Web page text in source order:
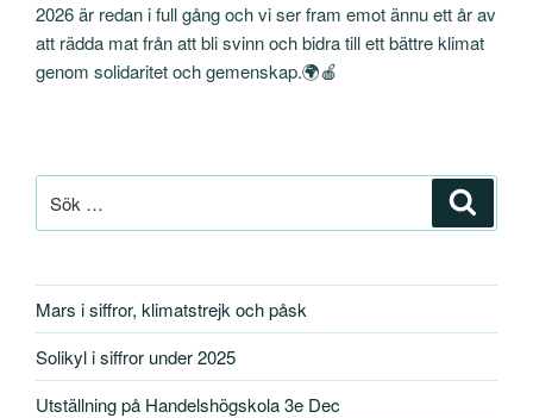
2026 är redan i full gång och vi ser fram emot ännu ett år av
att rädda mat från att bli svinn och bidra till ett bättre klimat
genom solidaritet och gemenskap.🌍🍎
efter:
Mars i siffror, klimatstrejk och påsk
Solikyl i siffror under 2025
Utställning på Handelshögskola 3e Dec